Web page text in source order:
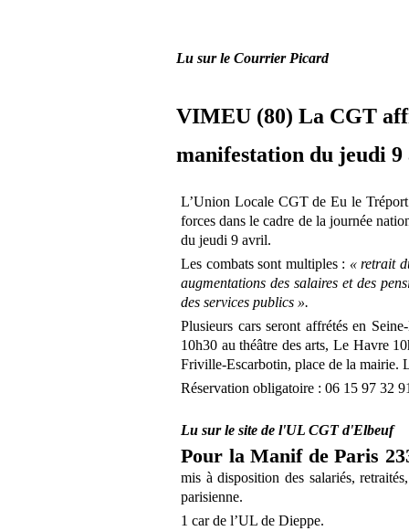
Lu sur le Courrier Picard
VIMEU (80) La CGT
manifestation du jeudi
L’Union Locale CGT de Eu le
forces dans le cadre de la journée
du jeudi 9 avril.
Les combats sont multiples : « retrait
augmentations des salaires et des
des services publics ».
Plusieurs cars seront affrétés en
10h30 au théâtre des arts, Le Havre
Friville-Escarbotin, place de la mairie.
Réservation obligatoire : 06 15 97 32
Lu sur le site de l'UL CGT d'Elbeuf
Pour la Manif de Paris
mis à disposition des salariés,
parisienne.
1 car de l’UL de Dieppe.